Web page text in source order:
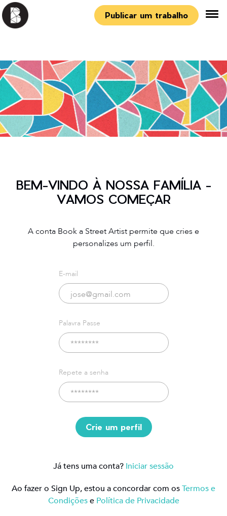
Publicar um trabalho
BEM-VINDO À NOSSA FAMÍLIA -
VAMOS COMEÇAR
A conta Book a Street Artist permite que cries e
personalizes um perfil.
E-mail
Palavra Passe
Repete a senha
Crie um perfil
Já tens uma conta? Iniciar sessão
Ao fazer o Sign Up, estou a concordar com osTermos e
Condiçõese Política de Privacidade